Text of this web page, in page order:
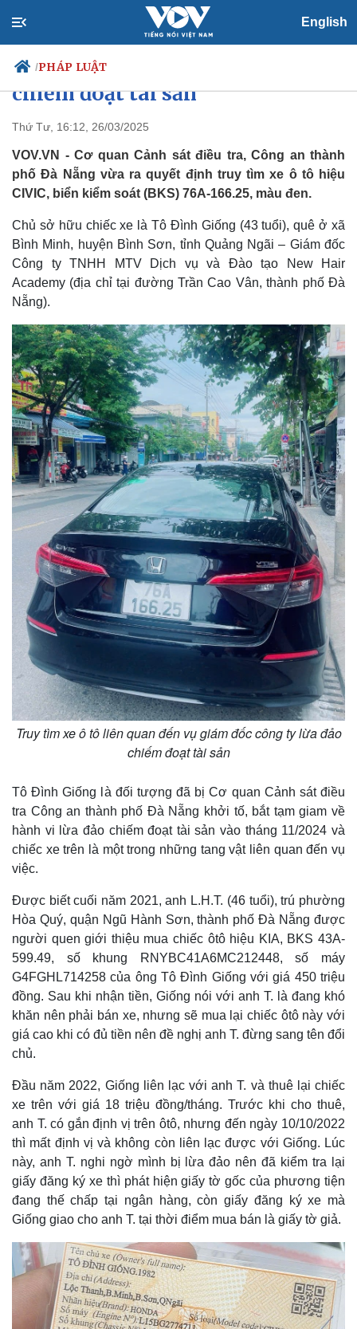
English
/PHÁP LUẬT
Chính trị
Đảng
Tổ chức nhân sự
Nhận diện sự thật
Xã hội
Tin 24h
Dự báo thời tiết
Dấu ấn VOV
Việc làm
Biển đảo
Quan sát
Cuộc sống đó đây
Hồ sơ
Ảnh
E-Magazine
Infographic
Truy tìm xe ô tô liên quan đến
vụ giám đốc công ty lừa đảo
chiếm đoạt tài sản
Thứ Tư, 16:12, 26/03/2025
VOV.VN - Cơ quan Cảnh sát điều tra, Công an thành
phố Đà Nẵng vừa ra quyết định truy tìm xe ô tô hiệu
CIVIC, biển kiểm soát (BKS) 76A-166.25, màu đen.
Chủ sở hữu chiếc xe là Tô Đình Giống (43 tuổi), quê ở xã
Bình Minh, huyện Bình Sơn, tỉnh Quảng Ngãi – Giám đốc
Công ty TNHH MTV Dịch vụ và Đào tạo New Hair
Academy (địa chỉ tại đường Trần Cao Vân, thành phố Đà
Nẵng).
Truy tìm xe ô tô liên quan đến vụ giám đốc công ty lừa đảo
chiếm đoạt tài sản
Tô Đình Giống là đối tượng đã bị Cơ quan Cảnh sát điều
tra Công an thành phố Đà Nẵng khởi tố, bắt tạm giam về
hành vi lừa đảo chiếm đoạt tài sản vào tháng 11/2024 và
chiếc xe trên là một trong những tang vật liên quan đến vụ
việc.
Được biết cuối năm 2021, anh L.H.T. (46 tuổi), trú phường
Hòa Quý, quận Ngũ Hành Sơn, thành phố Đà Nẵng được
người quen giới thiệu mua chiếc ôtô hiệu KIA, BKS 43A-
599.49, số khung RNYBC41A6MC212448, số máy
G4FGHL714258 của ông Tô Đình Giống với giá 450 triệu
đồng. Sau khi nhận tiền, Giống nói với anh T. là đang khó
khăn nên phải bán xe, nhưng sẽ mua lại chiếc ôtô này với
giá cao khi có đủ tiền nên đề nghị anh T. đừng sang tên đổi
chủ.
Đầu năm 2022, Giống liên lạc với anh T. và thuê lại chiếc
xe trên với giá 18 triệu đồng/tháng. Trước khi cho thuê,
anh T. có gắn định vị trên ôtô, nhưng đến ngày 10/10/2022
thì mất định vị và không còn liên lạc được với Giống. Lúc
này, anh T. nghi ngờ mình bị lừa đảo nên đã kiểm tra lại
giấy đăng ký xe thì phát hiện giấy tờ gốc của phương tiện
đang thế chấp tại ngân hàng, còn giấy đăng ký xe mà
Giống giao cho anh T. tại thời điểm mua bán là giấy tờ giả.